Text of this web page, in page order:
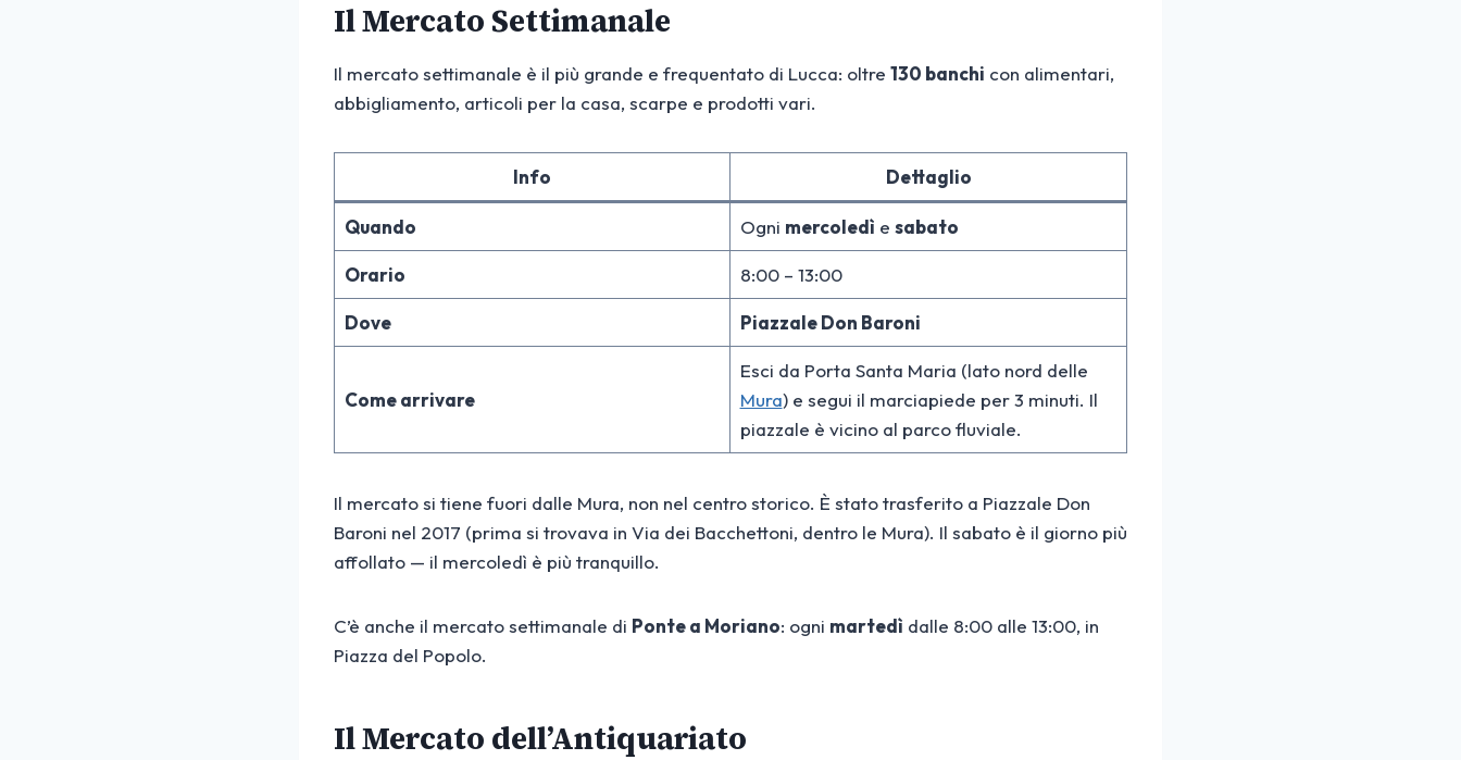
Il Mercato Settimanale
Il mercato settimanale è il più grande e frequentato di Lucca: oltre 130 banchi con alimentari,
abbigliamento, articoli per la casa, scarpe e prodotti vari.
Info Dettaglio
Quando Ogni mercoledì e sabato
Orario 8:00 – 13:00
Dove Piazzale Don Baroni
Come arrivare
Esci da Porta Santa Maria (lato nord delle
Mura) e segui il marciapiede per 3 minuti. Il
piazzale è vicino al parco fluviale.
Il mercato si tiene fuori dalle Mura, non nel centro storico. È stato trasferito a Piazzale Don
Baroni nel 2017 (prima si trovava in Via dei Bacchettoni, dentro le Mura). Il sabato è il giorno più
affollato — il mercoledì è più tranquillo.
C’è anche il mercato settimanale di Ponte a Moriano: ogni martedì dalle 8:00 alle 13:00, in
Piazza del Popolo.
Il Mercato dell’Antiquariato